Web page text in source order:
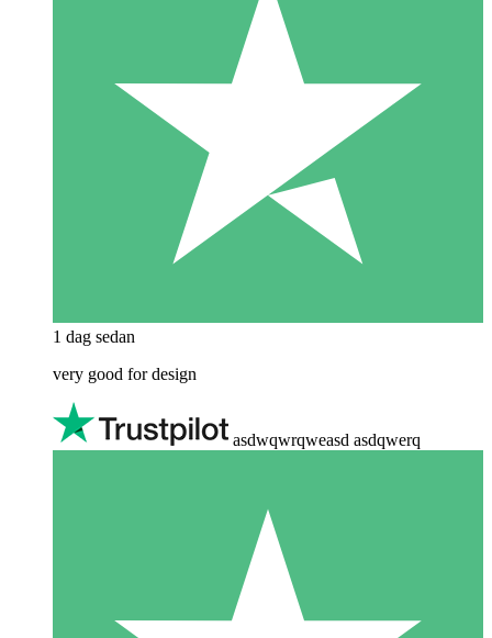
1 dag sedan
very good for design
asdwqwrqweasd asdqwerq